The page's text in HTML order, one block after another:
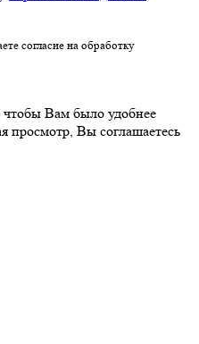
согласие на обработку
Вам было удобнее
просмотр, Вы соглашаетесь